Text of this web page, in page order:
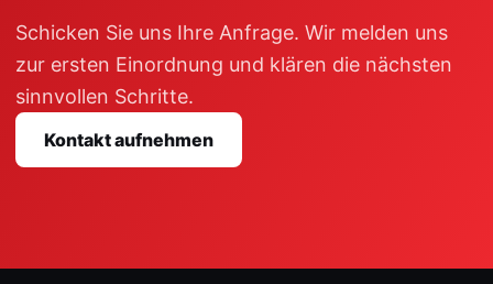
Schicken Sie uns Ihre Anfrage. Wir melden uns
zur ersten Einordnung und klären die nächsten
sinnvollen Schritte.
Kontakt aufnehmen